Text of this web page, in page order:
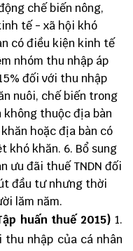
chế biến nông,
tế - xã hội khó
có điều kiện kinh tế
nhóm thu nhập áp
đối với thu nhập
nuôi, chế biến trong
không thuộc địa bàn
hoặc địa bàn có
khó khăn. 6. Bổ sung
ưu đãi thuế TNDN đối
đầu tư nhưng thời
lăm năm.
huấn thuế 2015) 1.
thu nhập của cá nhân